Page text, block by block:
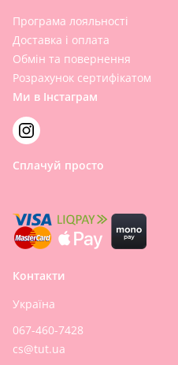
Програма лояльності
Доставка і оплата
Обмін та повернення
Розрахунок сертифікатом
Ми в Інстаграм
Сплачуй просто
Контакти
Україна
067-460-7428
cs@tut.ua